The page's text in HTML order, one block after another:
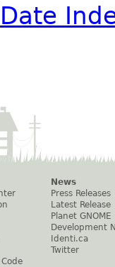
Date
News
Press Releases
Latest Release
Planet GNOME
Development
Identi.ca
Twitter